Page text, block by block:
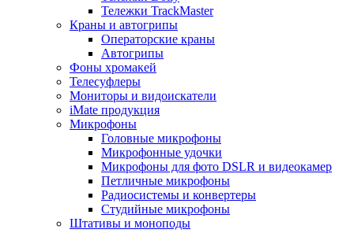
Тележки TrackMaster
Краны и автогрипы
Операторские краны
Автогрипы
Фоны хромакей
Телесуфлеры
Мониторы и видоискатели
iMate продукция
Микрофоны
Головные микрофоны
Микрофонные удочки
Микрофоны для фото DSLR и видеокамер
Петличные микрофоны
Радиосистемы и конвертеры
Студийные микрофоны
Штативы и моноподы